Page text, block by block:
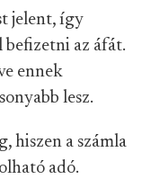
jelent, így
befizetni az áfát.
ennek
lesz.
hiszen a számla
adó.